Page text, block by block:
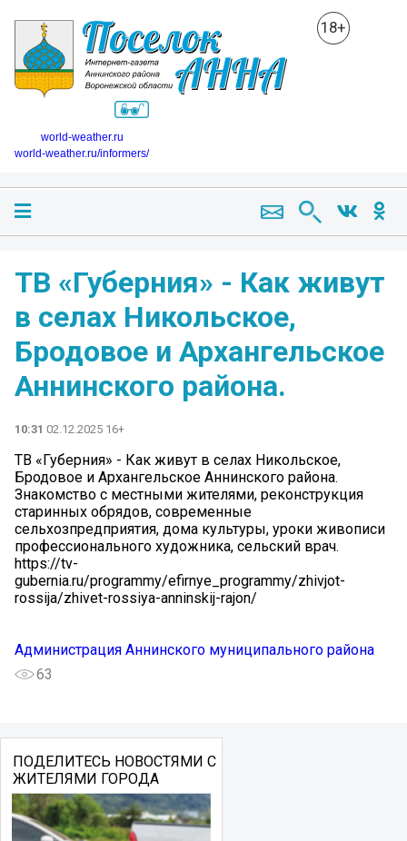
18+
world-weather.ru
world-weather.ru/informers/
ТВ «Губерния» - Как живут
в селах Никольское,
Бродовое и Архангельское
Аннинского района.
10:31 02.12.2025 16+
ТВ «Губерния» - Как живут в селах Никольское,
Бродовое и Архангельское Аннинского района.
Знакомство с местными жителями, реконструкция
старинных обрядов, современные
сельхозпредприятия, дома культуры, уроки живописи
профессионального художника, сельский врач.
https://tv-
gubernia.ru/programmy/efirnye_programmy/zhivjot-
rossija/zhivet-rossiya-anninskij-rajon/
Администрация Аннинского муниципального района
63
ПОДЕЛИТЕСЬ НОВОСТЯМИ С
ЖИТЕЛЯМИ ГОРОДА